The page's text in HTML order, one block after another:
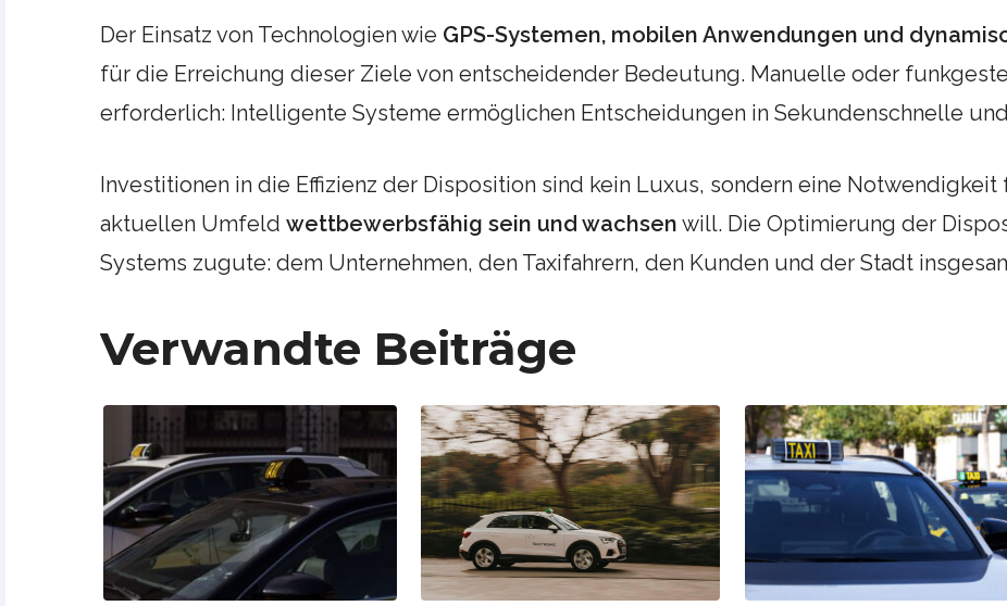
Der Einsatz von Technologien wie GPS-Systemen, mobilen Anwendungen und
für die Erreichung dieser Ziele von entscheidender Bedeutung. Manuelle oder
erforderlich: Intelligente Systeme ermöglichen Entscheidungen in Sekundenschnelle
Investitionen in die Effizienz der Disposition sind kein Luxus, sondern eine
aktuellen Umfeld wettbewerbsfähig sein und wachsen will. Die Optimierung der
Systems zugute: dem Unternehmen, den Taxifahrern, den Kunden und der Stadt
Verwandte Beiträge